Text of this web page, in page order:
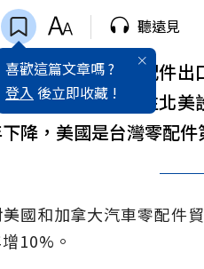
喜歡這篇文章嗎 ?
登入 後立即收藏 !
聽遠見
打，台灣車用零配件
，受部分廠商前往北
降，美國是台灣零配
國和加拿大汽車零配件
10%。